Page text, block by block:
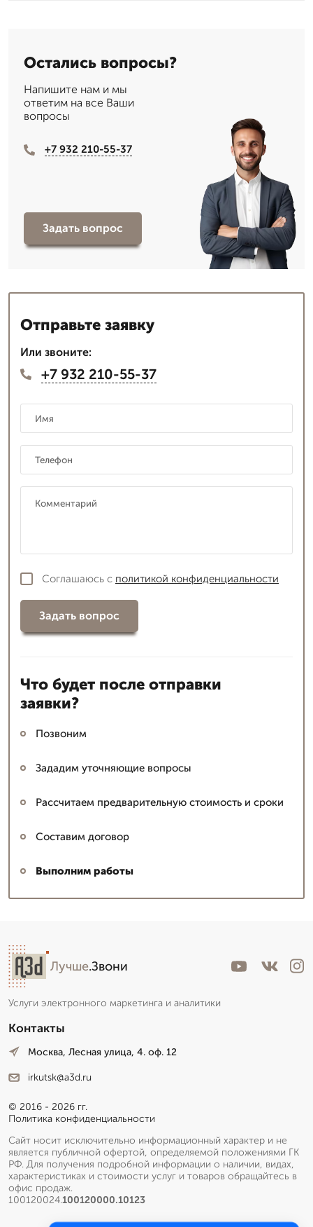
Остались вопросы?
Напишите нам и мы
ответим на все Ваши
вопросы
+7 932 210-55-37
Задать вопрос
Отправьте заявку
Или звоните:
+7 932 210-55-37
Соглашаюсь с политикой конфиденциальности
Задать вопрос
Что будет после отправки
заявки?
Позвоним
Зададим уточняющие вопросы
Рассчитаем предварительную стоимость и сроки
Составим договор
Выполним работы
Лучше.Звони
Услуги электронного маркетинга и аналитики
Контакты
Москва, Лесная улица, 4. оф. 12
irkutsk@a3d.ru
© 2016 - 2026 гг.
Политика конфиденциальности
Сайт носит исключительно информационный характер и не
является публичной офертой, определяемой положениями ГК
РФ. Для получения подробной информации о наличии, видах,
характеристиках и стоимости услуг и товаров обращайтесь в
офис продаж.
100120024.100120000.10123